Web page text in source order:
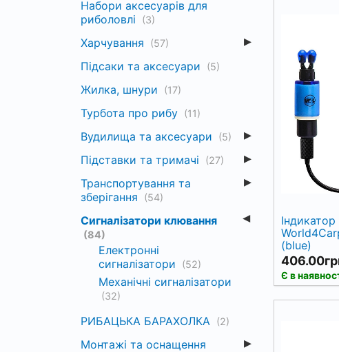
Набори аксесуарів для
риболовлі
(3)
Харчування (57)
Підсаки та аксесуари (5)
Жилка, шнури (17)
Турбота про рибу (11)
Вудилища та аксесуари (5)
Підставки та тримачі (27)
Транспортування та
зберігання
(54)
Сигналізатори клювання
(84)
Електронні
сигналізатори
(52)
Механічні сигналізатори
(32)
РИБАЦЬКА БАРАХОЛКА (2)
Монтажі та оснащення
Індикатор
(blue)
Є в